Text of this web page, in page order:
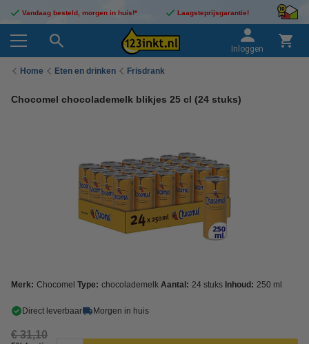
Vandaag besteld, morgen in huis!* Laagsteprijsgarantie!
Inloggen
Home Eten en drinken Frisdrank
Chocomel chocolademelk blikjes 25 cl (24 stuks)
Merk: Chocomel Type: chocolademelk Aantal: 24 stuks Inhoud: 250 ml
Direct leverbaar Morgen in huis
€ 31,10